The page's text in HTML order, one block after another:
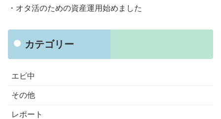
・オタ活のための資産運用始めました
カテゴリー
エビ中
その他
レポート